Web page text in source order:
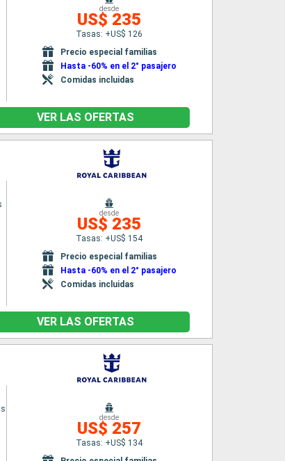
desde
US$ 235
Tasas: +US$ 126
Precio especial familias
Hasta -60% en el 2° pasajero
Comidas incluidas
VER LAS OFERTAS
desde
US$ 235
Tasas: +US$ 154
Precio especial familias
Hasta -60% en el 2° pasajero
Comidas incluidas
VER LAS OFERTAS
desde
US$ 257
Tasas: +US$ 134